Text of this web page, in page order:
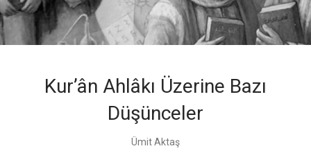
Kur’ân Ahlâkı Üzerine Bazı
Düşünceler
Ümit Aktaş